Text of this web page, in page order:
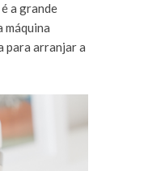
a grande
máquina
para arranjar a